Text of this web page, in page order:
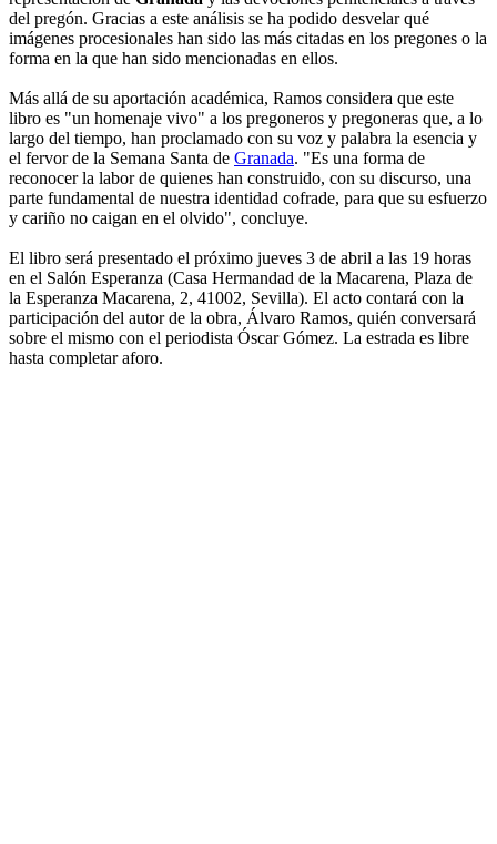
del pregón. Gracias a este análisis se ha podido desvelar qué
imágenes procesionales han sido las más citadas en los pregones o la
forma en la que han sido mencionadas en ellos.
Más allá de su aportación académica, Ramos considera que este
libro es "un homenaje vivo" a los pregoneros y pregoneras que, a lo
largo del tiempo, han proclamado con su voz y palabra la esencia y
el fervor de la Semana Santa de Granada. "Es una forma de
reconocer la labor de quienes han construido, con su discurso, una
parte fundamental de nuestra identidad cofrade, para que su esfuerzo
y cariño no caigan en el olvido", concluye.
El libro será presentado el próximo jueves 3 de abril a las 19 horas
en el Salón Esperanza (Casa Hermandad de la Macarena, Plaza de
la Esperanza Macarena, 2, 41002, Sevilla). El acto contará con la
participación del autor de la obra, Álvaro Ramos, quién conversará
sobre el mismo con el periodista Óscar Gómez. La estrada es libre
hasta completar aforo.